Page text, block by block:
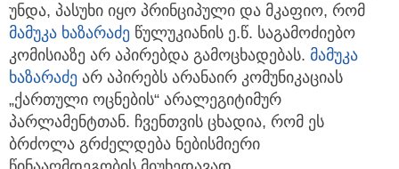
უნდა, პასუხი იყო პრინციპული და მკაფიო, რომ
მამუკა ხაზარაძე წულუკიანის ე.წ. საგამოძიებო
კომისიაზე არ აპირებდა გამოცხადებას. მამუკა
ხაზარაძე არ აპირებს არანაირ კომუნიკაციას
„ქართული ოცნების“ არალეგიტიმურ
პარლამენტთან. ჩვენთვის ცხადია, რომ ეს
ბრძოლა გრძელდება ნებისმიერი